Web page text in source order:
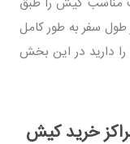
طول سفر به طور کامل
دارید در این بخش
خرید کیش